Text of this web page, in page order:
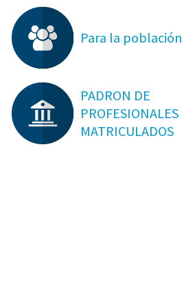
Para la población
PADRON DE
PROFESIONALES
MATRICULADOS